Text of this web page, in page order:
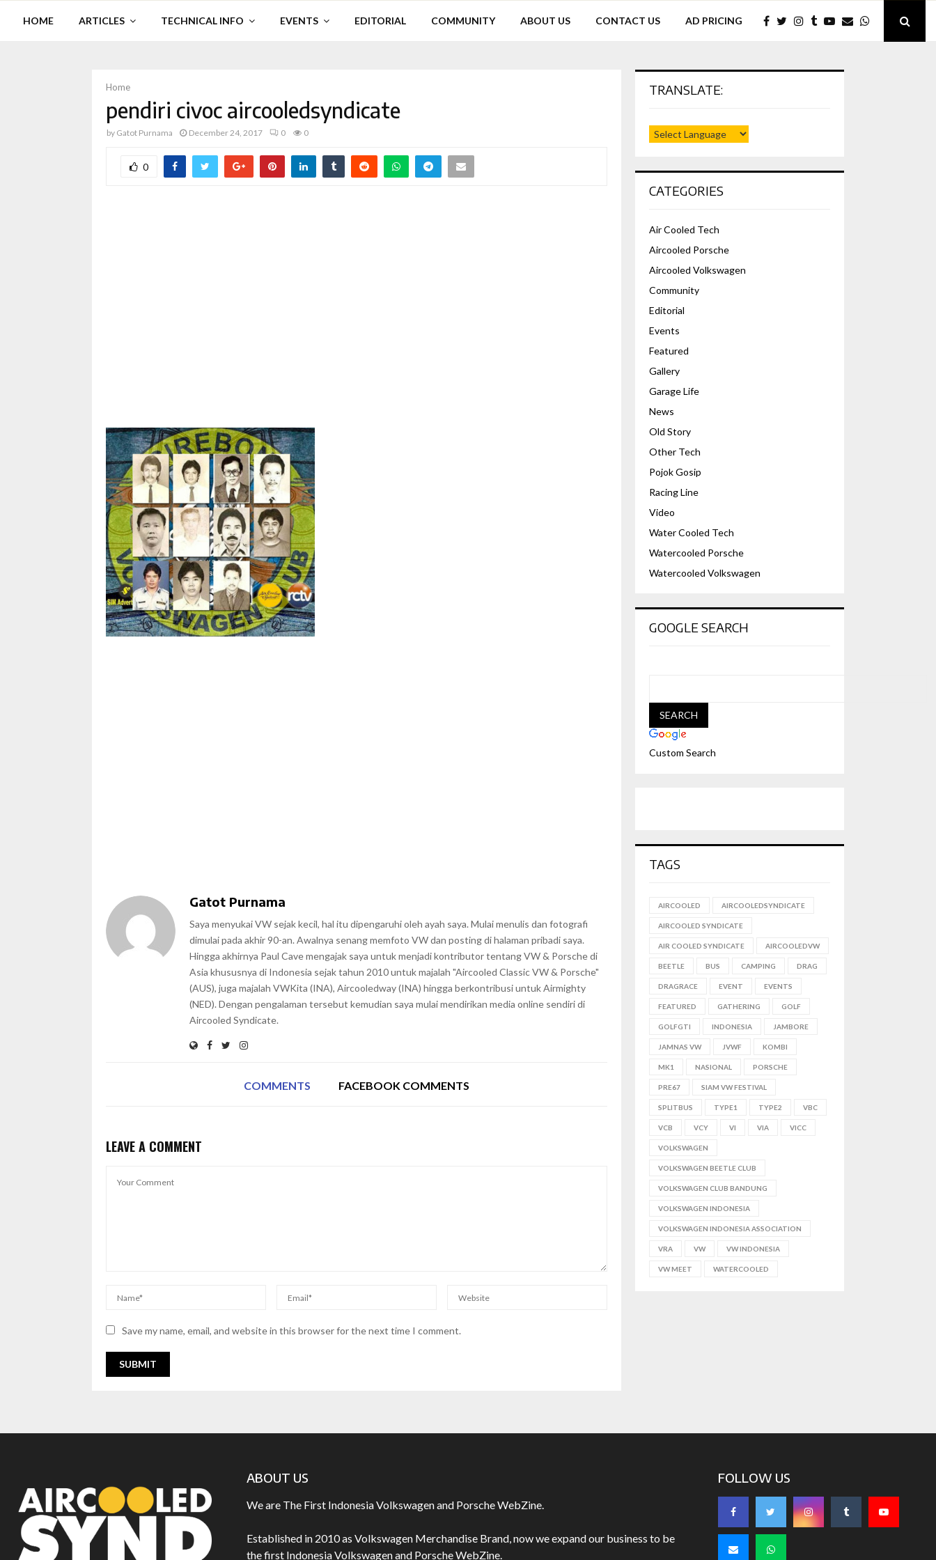
HOME ARTICLES TECHNICAL INFO EVENTS EDITORIAL COMMUNITY ABOUT US CONTACT US AD PRICING
Home
pendiri civoc aircooledsyndicate
by Gatot Purnama December 24, 2017 0 0
0
Gatot Purnama
Saya menyukai VW sejak kecil, hal itu dipengaruhi oleh ayah saya. Mulai menulis dan fotografi
dimulai pada akhir 90-an. Awalnya senang memfoto VW dan posting di halaman pribadi saya.
Hingga akhirnya Paul Cave mengajak saya untuk menjadi kontributor tentang VW & Porsche di
Asia khususnya di Indonesia sejak tahun 2010 untuk majalah "Aircooled Classic VW & Porsche"
(AUS), juga majalah VWKita (INA), Aircooledway (INA) hingga berkontribusi untuk Airmighty
(NED). Dengan pengalaman tersebut kemudian saya mulai mendirikan media online sendiri di
Aircooled Syndicate.
COMMENTS FACEBOOK COMMENTS
LEAVE A COMMENT
Save my name, email, and website in this browser for the next time I comment.
TRANSLATE:
CATEGORIES
Air Cooled Tech
Aircooled Porsche
Aircooled Volkswagen
Community
Editorial
Events
Featured
Gallery
Garage Life
News
Old Story
Other Tech
Pojok Gosip
Racing Line
Video
Water Cooled Tech
Watercooled Porsche
Watercooled Volkswagen
GOOGLE SEARCH
Custom Search
TAGS
AIRCOOLED AIRCOOLEDSYNDICATE
AIRCOOLED SYNDICATE
AIR COOLED SYNDICATE AIRCOOLEDVW
BEETLE BUS CAMPING DRAG
DRAGRACE EVENT EVENTS
FEATURED GATHERING GOLF
GOLFGTI INDONESIA JAMBORE
JAMNAS VW JVWF KOMBI
MK1 NASIONAL PORSCHE
PRE67 SIAM VW FESTIVAL
SPLITBUS TYPE1 TYPE2 VBC
VCB VCY VI VIA VICC
VOLKSWAGEN
VOLKSWAGEN BEETLE CLUB
VOLKSWAGEN CLUB BANDUNG
VOLKSWAGEN INDONESIA
VOLKSWAGEN INDONESIA ASSOCIATION
VRA VW VW INDONESIA
VW MEET WATERCOOLED
ABOUT US
We are The First Indonesia Volkswagen and Porsche WebZine.
Established in 2010 as Volkswagen Merchandise Brand, now we expand our business to be
the first Indonesia Volkswagen and Porsche WebZine.
FOLLOW US